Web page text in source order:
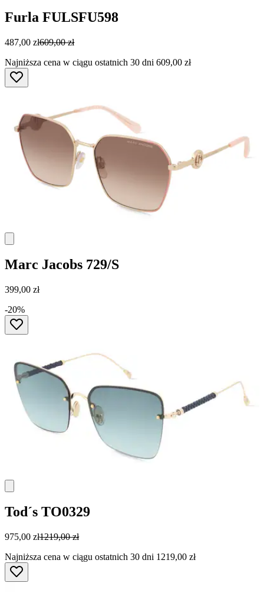
Furla FULSFU598
487,00 zł609,00 zł
Najniższa cena w ciągu ostatnich 30 dni 609,00 zł
Marc Jacobs 729/S
399,00 zł
-20%
Tod´s TO0329
975,00 zł1219,00 zł
Najniższa cena w ciągu ostatnich 30 dni 1219,00 zł